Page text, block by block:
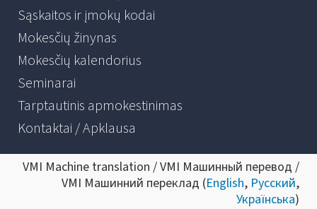
Sąskaitos ir įmokų kodai
Mokesčių žinynas
Mokesčių kalendorius
Seminarai
Tarptautinis apmokestinimas
Kontaktai / Apklausa
VMI Machine translation / VMI Машинный перевод /
VMI Машинний переклад (English, Русский,
Українська)